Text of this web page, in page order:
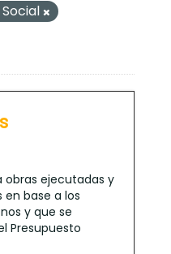
ejecutadas y
en base a los
y que se
Presupuesto